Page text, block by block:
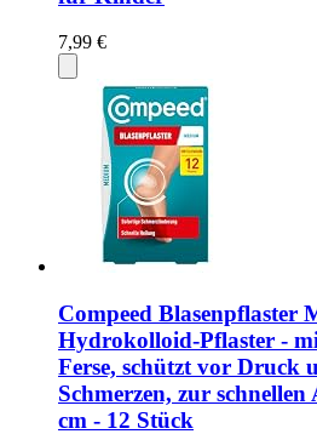
7,99 €
Compeed Blasenpflaster
Hydrokolloid-Pflaster -
Ferse, schützt vor Druck
Schmerzen, zur
cm - 12 Stück